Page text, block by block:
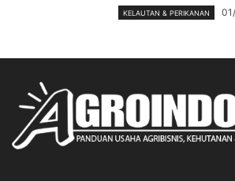
KELAUTAN & PERIKANAN